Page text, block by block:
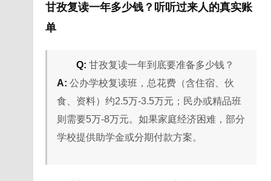
甘孜复读一年多少钱？听听过来人的真实账
单
Q: 甘孜复读一年到底要准备多少钱？
A: 公办学校复读班，总花费（含住宿、伙
食、资料）约2.5万-3.5万元；民办或精品班
则需要5万-8万元。如果家庭经济困难，部分
学校提供助学金或分期付款方案。